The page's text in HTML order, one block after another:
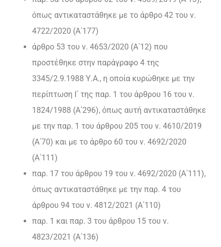
όπως αντικαταστάθηκε με το άρθρο 42 του ν.
4722/2020 (Α΄177)
άρθρο 53 του ν. 4653/2020 (Α΄12) που
προστέθηκε στην παράγραφο 4 της
3345/2.9.1988 Υ.Α., η οποία κυρώθηκε με την
περίπτωση Ι΄ της παρ. 1 του άρθρου 16 του ν.
1824/1988 (Α΄296), όπως αυτή αντικαταστάθηκε
με την παρ. 1 του άρθρου 205 του ν. 4610/2019
(Α΄70) και με το άρθρο 60 του ν. 4692/2020
(Α΄111)
παρ. 17 του άρθρου 19 του ν. 4692/2020 (Α΄111),
όπως αντικαταστάθηκε με την παρ. 4 του
άρθρου 94 του ν. 4812/2021 (Α΄110)
παρ. 1 και παρ. 3 του άρθρου 15 του ν.
4823/2021 (Α΄136)